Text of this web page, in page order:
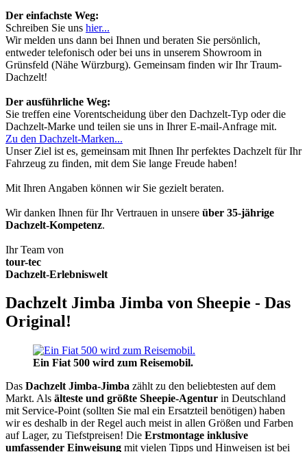
Der einfachste Weg:
Schreiben Sie uns hier...
Wir melden uns dann bei Ihnen und beraten Sie persönlich,
entweder telefonisch oder bei uns in unserem Showroom in
Grünsfeld (Nähe Würzburg). Gemeinsam finden wir Ihr Traum-
Dachzelt!
Der ausführliche Weg:
Sie treffen eine Vorentscheidung über den Dachzelt-Typ oder die
Dachzelt-Marke und teilen sie uns in Ihrer E-mail-Anfrage mit.
Zu den Dachzelt-Marken...
Unser Ziel ist es, gemeinsam mit Ihnen Ihr perfektes Dachzelt für Ihr
Fahrzeug zu finden, mit dem Sie lange Freude haben!
Mit Ihren Angaben können wir Sie gezielt beraten.
Wir danken Ihnen für Ihr Vertrauen in unsere über 35-jährige
Dachzelt-Kompetenz.
Ihr Team von
tour-tec
Dachzelt-Erlebniswelt
Dachzelt Jimba Jimba von Sheepie - Das
Original!
Ein Fiat 500 wird zum Reisemobil.
Das Dachzelt Jimba-Jimba zählt zu den beliebtesten auf dem
Markt. Als älteste und größte Sheepie-Agentur in Deutschland
mit Service-Point (sollten Sie mal ein Ersatzteil benötigen) haben
wir es deshalb in der Regel auch meist in allen Größen und Farben
auf Lager, zu Tiefstpreisen! Die Erstmontage inklusive
umfassender Einweisung mit vielen Tipps und Hinweisen ist bei